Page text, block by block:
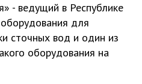
- ведущий в Республике
для
сточных вод и один из
оборудования на